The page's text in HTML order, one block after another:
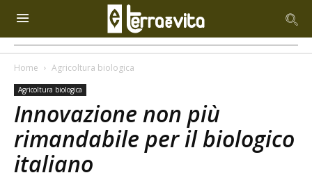
Home Agricoltura biologica
Agricoltura biologica
Innovazione non più
rimandabile per il biologico
italiano